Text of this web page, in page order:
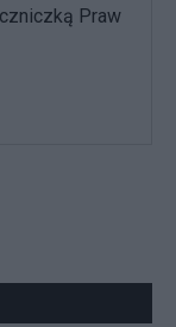
Praw